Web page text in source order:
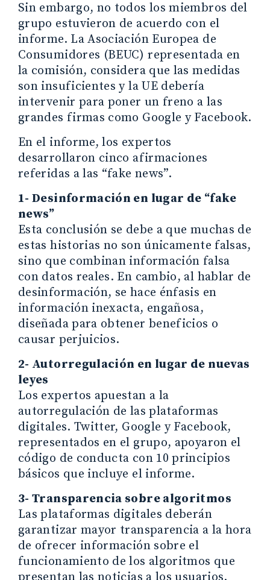
Sin embargo, no todos los miembros del
grupo estuvieron de acuerdo con el
informe. La Asociación Europea de
Consumidores (BEUC) representada en
la comisión, considera que las medidas
son insuficientes y la UE debería
intervenir para poner un freno a las
grandes firmas como Google y Facebook.
En el informe, los expertos
desarrollaron cinco afirmaciones
referidas a las “fake news”.
1- Desinformación en lugar de “fake
news”
Esta conclusión se debe a que muchas de
estas historias no son únicamente falsas,
sino que combinan información falsa
con datos reales. En cambio, al hablar de
desinformación, se hace énfasis en
información inexacta, engañosa,
diseñada para obtener beneficios o
causar perjuicios.
2- Autorregulación en lugar de nuevas
leyes
Los expertos apuestan a la
autorregulación de las plataformas
digitales. Twitter, Google y Facebook,
representados en el grupo, apoyaron el
código de conducta con 10 principios
básicos que incluye el informe.
3- Transparencia sobre algoritmos
Las plataformas digitales deberán
garantizar mayor transparencia a la hora
de ofrecer información sobre el
funcionamiento de los algoritmos que